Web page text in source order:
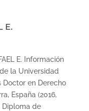
E.
E. Información
la Universidad
Doctor en Derecho
España (2016,
Diploma de